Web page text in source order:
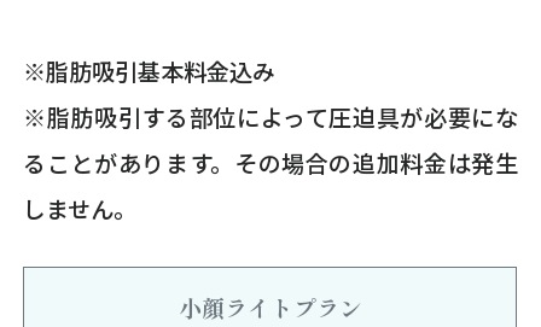
※脂肪吸引基本料金込み
※脂肪吸引する部位によって圧迫具が必要にな
ることがあります。その場合の追加料金は発生
しません。
小顔ライトプラン